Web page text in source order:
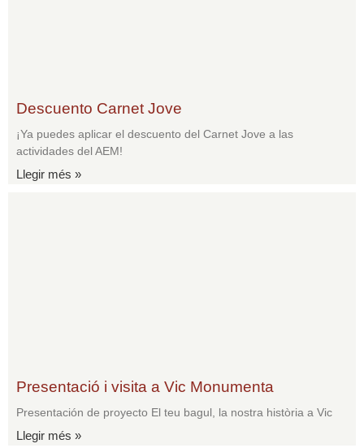
Descuento Carnet Jove
¡Ya puedes aplicar el descuento del Carnet Jove a las
actividades del AEM!
Llegir més »
Presentació i visita a Vic Monumenta
Presentación de proyecto El teu bagul, la nostra història a Vic
Llegir més »